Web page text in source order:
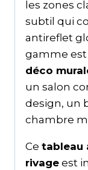
les zones
subtil qui
antireflet
gamme
déco
un salon
design, un
chambre
Ce tableau
rivage est